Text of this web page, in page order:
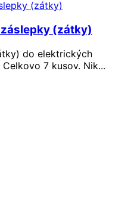
(zátky)
do elektrických
7 kusov. Nik...